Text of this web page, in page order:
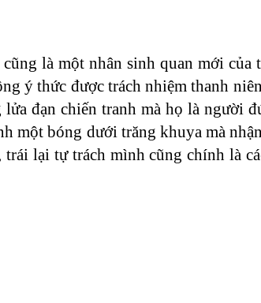
cũng là một nhân sinh quan mới của
ý thức được trách nhiệm thanh
đạn chiến tranh mà họ là người
một bóng dưới trăng khuya mà
lại tự trách mình cũng chính là